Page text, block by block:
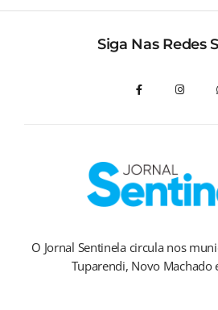
Siga Nas Redes
O Jornal Sentinela circula nos
Tuparendi, Novo Machado